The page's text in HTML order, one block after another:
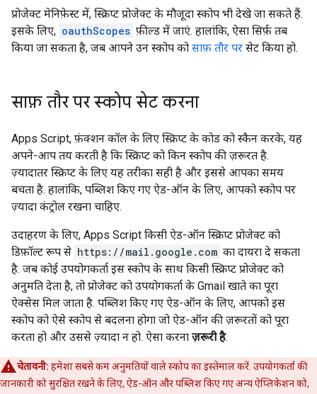
प्रोजेक्ट मेनिफ़ेस्ट में, स्क्रिप्ट प्रोजेक्ट के मौजूदा स्कोप भी देखे जा सकते हैं.
इसके लिए, oauthScopes फ़ील्ड में जाएं. हालांकि, ऐसा सिर्फ़ तब
किया जा सकता है, जब आपने उन स्कोप को साफ़ तौर पर सेट किया हो.
साफ़ तौर पर स्कोप सेट करना
Apps Script, फ़ंक्शन कॉल के लिए स्क्रिप्ट के कोड को स्कैन करके, यह
अपने-आप तय करती है कि स्क्रिप्ट को किन स्कोप की ज़रूरत है.
ज़्यादातर स्क्रिप्ट के लिए यह तरीका सही है और इससे आपका समय
बचता है. हालांकि, पब्लिश किए गए ऐड-ऑन के लिए, आपको स्कोप पर
ज़्यादा कंट्रोल रखना चाहिए.
उदाहरण के लिए, Apps Script किसी ऐड-ऑन स्क्रिप्ट प्रोजेक्ट को
डिफ़ॉल्ट रूप से https://mail.google.com का दायरा दे सकता
है. जब कोई उपयोगकर्ता इस स्कोप के साथ किसी स्क्रिप्ट प्रोजेक्ट को
अनुमति देता है, तो प्रोजेक्ट को उपयोगकर्ता के Gmail खाते का पूरा
ऐक्सेस मिल जाता है. पब्लिश किए गए ऐड-ऑन के लिए, आपको इस
स्कोप को ऐसे स्कोप से बदलना होगा जो ऐड-ऑन की ज़रूरतों को पूरा
करता हो और उससे ज़्यादा न हो. ऐसा करना ज़रूरी है.
चेतावनी: हमेशा सबसे कम अनुमतियों वाले स्कोप का इस्तेमाल करें. उपयोगकर्ता की
जानकारी को सुरक्षित रखने के लिए, ऐड-ऑन और पब्लिश किए गए अन्य ऐप्लिकेशन को,